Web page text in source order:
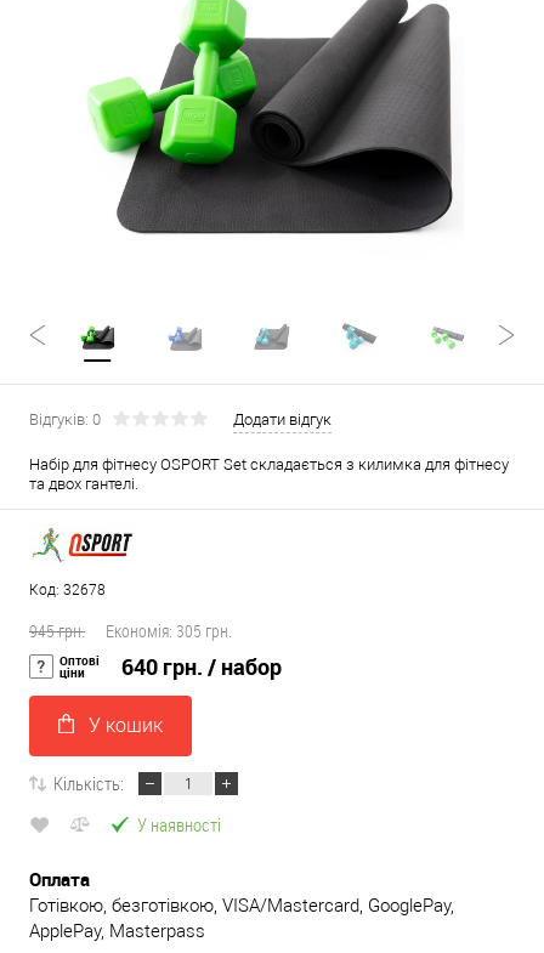
Відгуків: 0 Додати відгук
Набір для фітнесу OSPORT Set складається з килимка для фітнесу
та двох гантелі.
Код: 32678
945 грн. Економія: 305 грн.
Оптові
ціни 640 грн. / набор
У кошик
Кількість:
У наявності
Оплата
Готівкою, безготівкою, VISA/Mastercard, GooglePay,
ApplePay, Masterpass